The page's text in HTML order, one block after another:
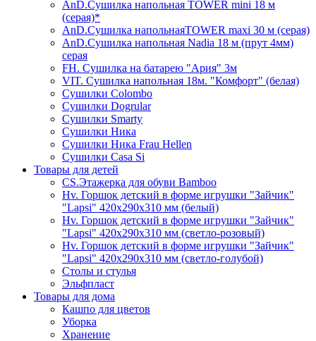
AnD.Сушилка напольная TOWER mini 18 м
(серая)*
AnD.Сушилка напольнаяTOWER maxi 30 м (серая)
AnD.Сушилка напольная Nadia 18 м (прут 4мм)
серая
FH. Сушилка на батарею "Ария" 3м
VIT. Сушилка напольная 18м. "Комфорт" (белая)
Cушилки Colombo
Сушилки Dogrular
Сушилки Smarty
Сушилки Ника
Сушилки Ника Frau Hellen
Сушилки Сasa Si
Товары для детей
CS.Этажерка для обуви Bamboo
Hv. Горшок детский в форме игрушки "Зайчик"
"Lapsi" 420х290х310 мм (белый)
Hv. Горшок детский в форме игрушки "Зайчик"
"Lapsi" 420х290х310 мм (светло-розовый)
Hv. Горшок детский в форме игрушки "Зайчик"
"Lapsi" 420х290х310 мм (светло-голубой)
Столы и стулья
Эльфпласт
Товары для дома
Кашпо для цветов
Уборка
Хранение